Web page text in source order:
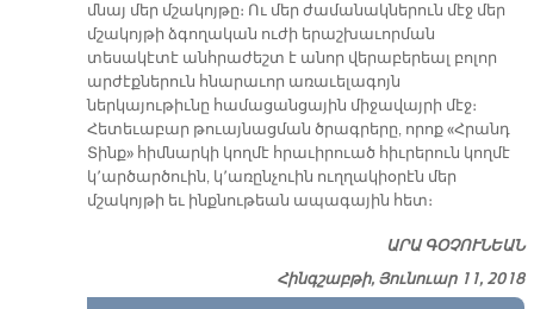
մնայ մեր մշակոյթը։ Ու մեր ժամանակներուն մէջ մեր
մշակոյթի ձգողական ուժի երաշխաւորման
տեսակէտէ անհրաժեշտ է անոր վերաբերեալ բոլոր
արժէքներուն հնարաւոր առաւելագոյն
ներկայութիւնը համացանցային միջավայրի մէջ։
Հետեւաբար թուայնացման ծրագրերը, որոք «Հրանդ
Տինք» հիմնարկի կողմէ հրաւիրուած հիւրերուն կողմէ
կ՚արծարծուին, կ՚առընչուին ուղղակիօրէն մեր
մշակոյթի եւ ինքնութեան ապագային հետ։
ԱՐԱ ԳՕՉՈՒՆԵԱՆ
Հինգշաբթի, Յունուար 11, 2018